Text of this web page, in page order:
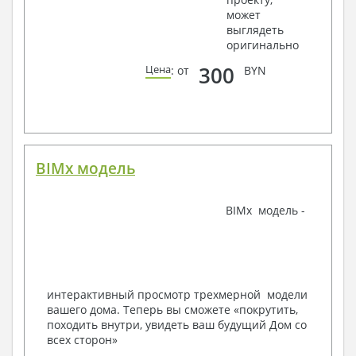
Ведомости расхода стали и бетона
3. Инженерный раздел (приобретается по желанию
Водоснабжение и канализация
канализации
Аксонометрическая схема водоснабжения и
канализации
Узлы и спецификация материалов
Спецификация материалов
Электротехнические решения:
Условные обозначения и общие данные
может
выглядеть
оригинально
Цена: от 300 BYN
BIMx модель
BIMx модель -
интерактивный просмотр трехмерной модели
вашего дома. Теперь вы сможете «покрутить,
походить внутри, увидеть ваш будущий Дом со
всех сторон»